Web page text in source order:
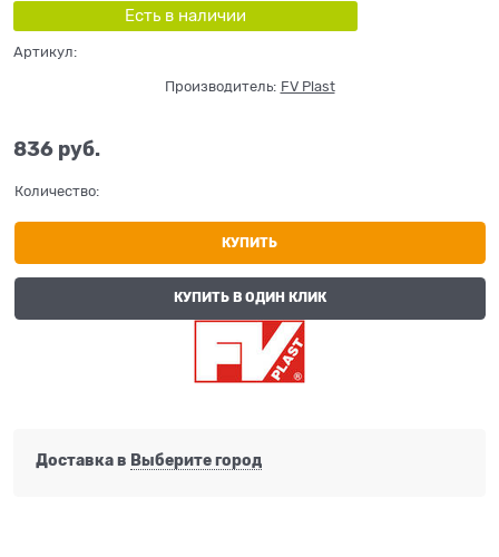
Есть в наличии
Артикул:
Производитель: FV Plast
836 руб.
Количество:
КУПИТЬ
КУПИТЬ В ОДИН КЛИК
Доставка в Выберите город